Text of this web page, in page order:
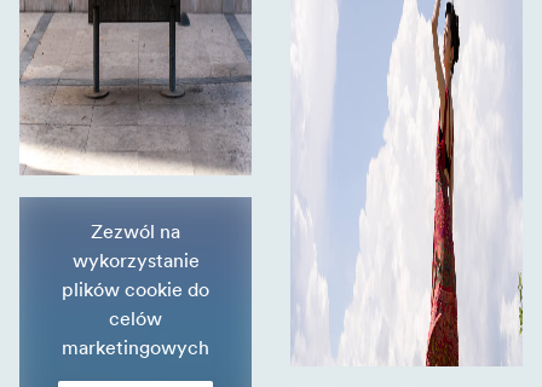
Zezwól na
wykorzystanie
plików cookie do
celów
marketingowych